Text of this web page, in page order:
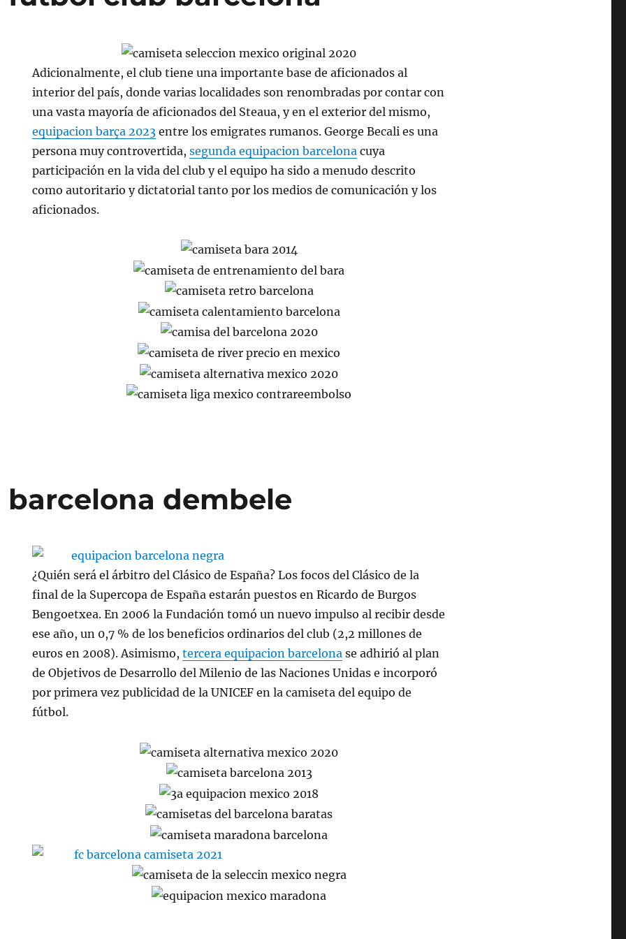
Adicionalmente, el club tiene una importante base de aficionados al
interior del país, donde varias localidades son renombradas por contar con
una vasta mayoría de aficionados del Steaua, y en el exterior del mismo,
equipacion barça 2023 entre los emigrates rumanos. George Becali es una
persona muy controvertida,segunda equipacion barcelona cuya
participación en la vida del club y el equipo ha sido a menudo descrito
como autoritario y dictatorial tanto por los medios de comunicación y los
aficionados.
dembele
¿Quién será el árbitro del Clásico de España? Los focos del Clásico de la
final de la Supercopa de España estarán puestos en Ricardo de Burgos
Bengoetxea. En 2006 la Fundación tomó un nuevo impulso al recibir desde
ese año, un 0,7 % de los beneficios ordinarios del club (2,2 millones de
euros en 2008). Asimismo,tercera equipacion barcelona se adhirió al plan
de Objetivos de Desarrollo del Milenio de las Naciones Unidas e incorporó
por primera vez publicidad de la UNICEF en la camiseta del equipo de
fútbol.